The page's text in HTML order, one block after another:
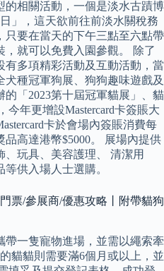
的相關活動，一個是淡水古蹟博
」，這天欲前往前淡水關稅務
只要在當天的下午三點至六點帶
就可以免費入園參觀。 除了
多項精彩活動及互動活動，當
種冠軍狗展、狗狗趣味遊戲及
「2023第十屆冠軍貓展」、貓
年更增設Mastercard卡簽賬大
卡於會場內簽賬消費每
高達港幣$5000。 展場內提供
玩具、美容護理、 清潔用
供入場人士選購。
票/參展商/優惠攻略丨附帶貓狗
一隻寵物進場，並需以繩索牽
貓貓則需要滿6個月或以上，並